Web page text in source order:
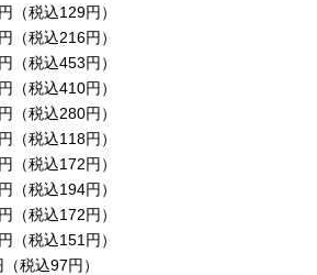
込129円）
216円）
453円）
込410円）
込280円）
税込118円）
172円）
194円）
込172円）
151円）
97円）